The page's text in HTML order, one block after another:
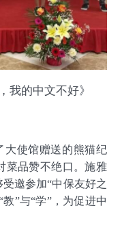
我的中文不好》
大使馆赠送的熊猫纪
菜品赞不绝口。施雅
邀参加“中保友好之
”与“学”，为促进中